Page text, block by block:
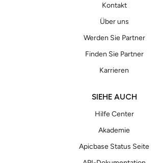
Kontakt
Über uns
Werden Sie Partner
Finden Sie Partner
Karrieren
SIEHE AUCH
Hilfe Center
Akademie
Apicbase Status Seite